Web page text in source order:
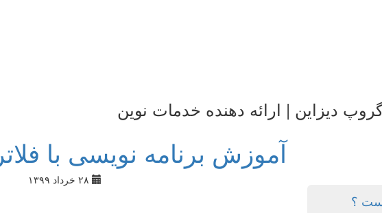
دیزاین | ارائه دهنده خدمات نوین
آموزش برنامه نویسی با فلاتر
؟